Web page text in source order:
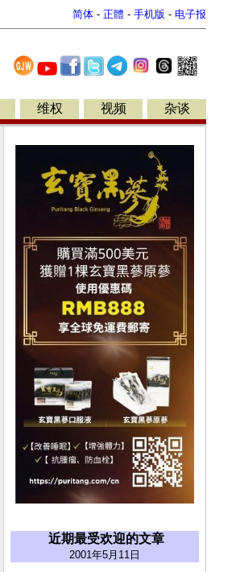
简体 - 正體 - 手机版 - 电子报
维权 视频 杂谈
近期最受欢迎的文章
2001年5月11日